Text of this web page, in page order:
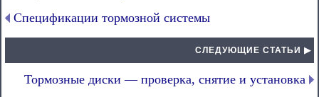
Спецификации тормозной системы
СЛЕДУЮЩИЕ СТАТЬИ ▶
Тормозные диски — проверка, снятие и установка